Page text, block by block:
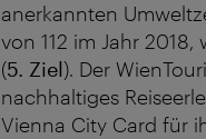
anerkannten
von 112 im Jahr
(5. Ziel). Der
nachhaltiges
Vienna City Card für